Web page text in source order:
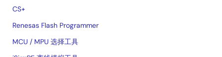
CS+
Renesas Flash Programmer
MCU / MPU 选择工具